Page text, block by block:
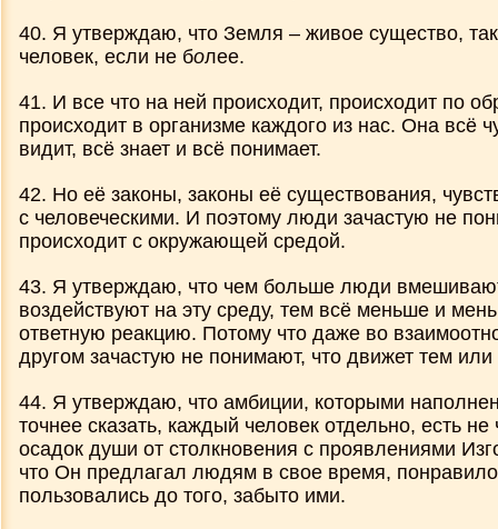
40. Я утверждаю, что Земля – живое существо,
человек, если не более.
41. И все что на ней происходит, происходит по
происходит в организме каждого из нас. Она всё
видит, всё знает и всё понимает.
42. Но её законы, законы её существования,
с человеческими. И поэтому люди зачастую не
происходит с окружающей средой.
43. Я утверждаю, что чем больше люди
воздействуют на эту среду, тем всё меньше и
ответную реакцию. Потому что даже во
другом зачастую не понимают, что движет тем
44. Я утверждаю, что амбиции, которыми
точнее сказать, каждый человек отдельно, есть не
осадок души от столкновения с проявлениями
что Он предлагал людям в свое время,
пользовались до того, забыто ими.